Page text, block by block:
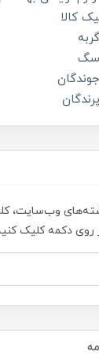
کالا
سگ
وب‌سایت،
روی دکمه کلیک